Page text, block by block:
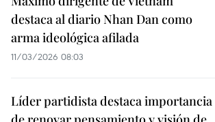
destaca al diario Nhan Dan como
arma ideológica afilada
11/03/2026 08:03
Líder partidista destaca importancia